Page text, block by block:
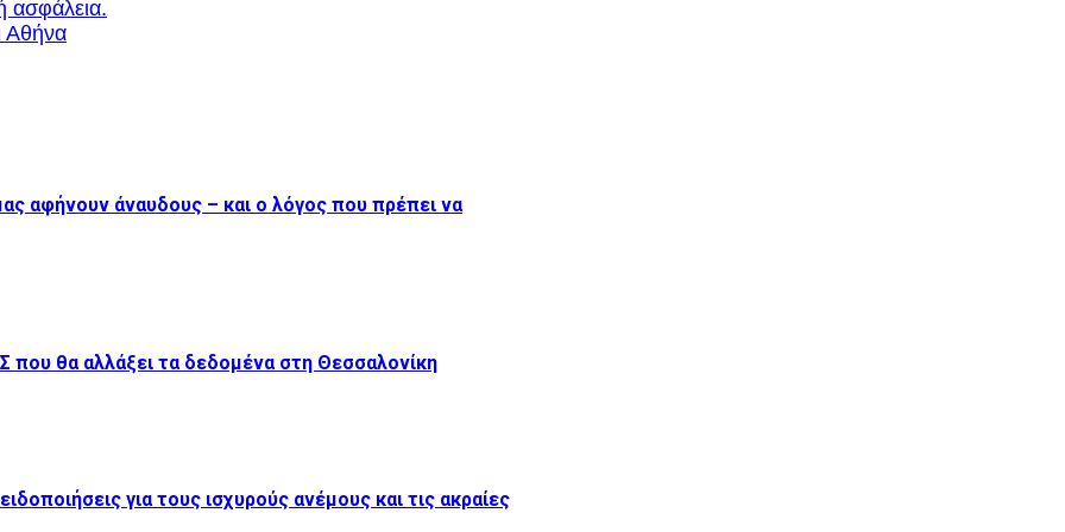
ασφάλεια.
Αθήνα
αφήνουν άναυδους – και ο λόγος που πρέπει να
που θα αλλάξει τα δεδομένα στη Θεσσαλονίκη
για τους ισχυρούς ανέμους και τις ακραίες